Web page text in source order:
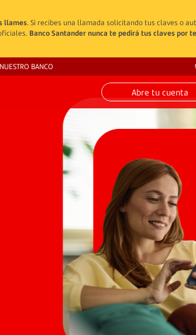
llames. Si recibes una llamada solicitando tus claves o
Banco Santander nunca te pedirá tus claves por
NUESTRO BANCO
Abre tu cuenta